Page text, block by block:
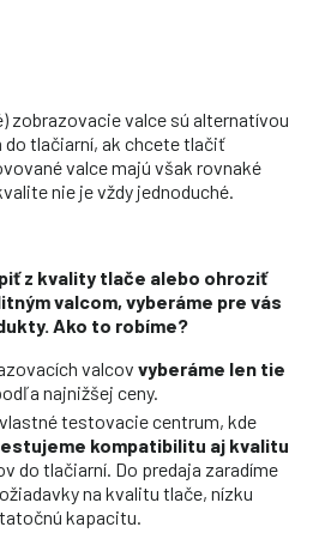
zobrazovacie valce sú alternatívou
tlačiarní, ak chcete tlačiť
valce majú však rovnaké
nie je vždy jednoduché.
z kvality tlače alebo ohroziť
valcom, vyberáme pre vás
Ako to robíme?
valcov vyberáme len tie
najnižšej ceny.
testovacie centrum, kde
kompatibilitu aj kvalitu
do tlačiarní. Do predaja zaradíme
na kvalitu tlače, nízku
kapacitu.